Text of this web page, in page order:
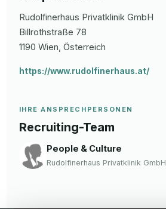
Rudolfinerhaus Privatklinik GmbH
Billrothstraße 78
1190 Wien , Österreich
https://www.rudolfinerhaus.at/
IHRE ANSPRECHPERSONEN
Recruiting-Team
People & Culture
Rudolfinerhaus Privatklinik GmbH